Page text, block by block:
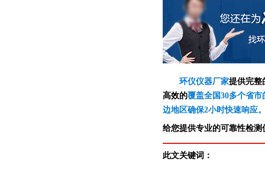
环仪仪器厂家提供完整
高效的覆盖全国30多个省
边地区确保2小时快速响应
给您提供专业的可靠性检测
此文关键词：